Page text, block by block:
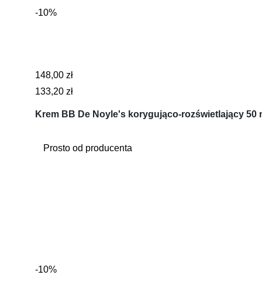
-10%
148,00 zł
133,20 zł
Krem BB De Noyle's korygująco-rozświetlający 50
Prosto od producenta
-10%